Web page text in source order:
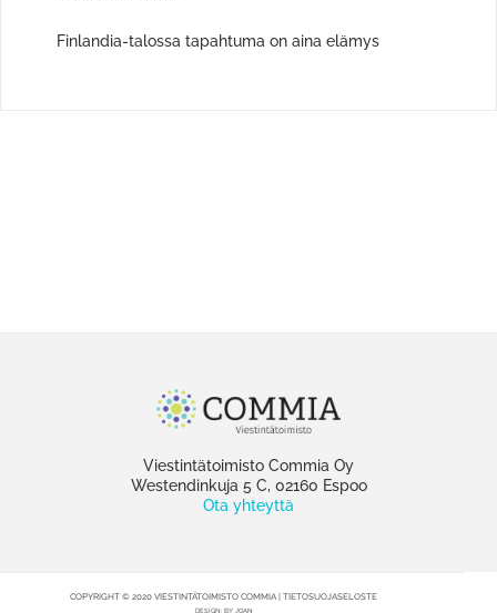
Finlandia-talossa tapahtuma on aina elämys
Viestintätoimisto Commia Oy
Westendinkuja 5 C, 02160 Espoo
Ota yhteyttä
COPYRIGHT © 2020 VIESTINTÄTOIMISTO COMMIA | TIETOSUOJASELOSTE
DESIGN: BY JOAN